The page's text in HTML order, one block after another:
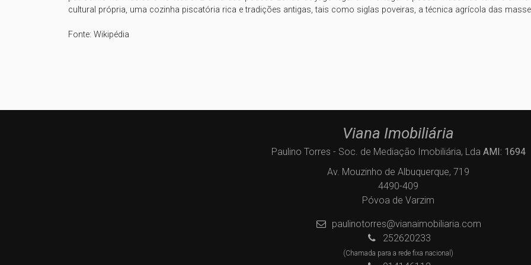
cultural própria, uma cozinha piscatória rica e tradições antigas, tais como siglas poveiras, a técnica agrícola das
Fonte: Wikipédia
Viana Imobiliária
Paulino Torres - Soc. de Mediação Imobiliária, Lda AMI: 1694
Av. Mouzinho de Albuquerque, 719
4490-409
Póvoa de Varzim
paulinotorres@vianaimobiliaria.com
252620233
(Chamada para a rede fixa nacional)